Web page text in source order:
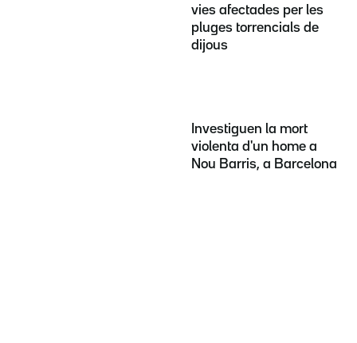
vies afectades per les
pluges torrencials de
dijous
Investiguen la mort
violenta d'un home a
Nou Barris, a Barcelona